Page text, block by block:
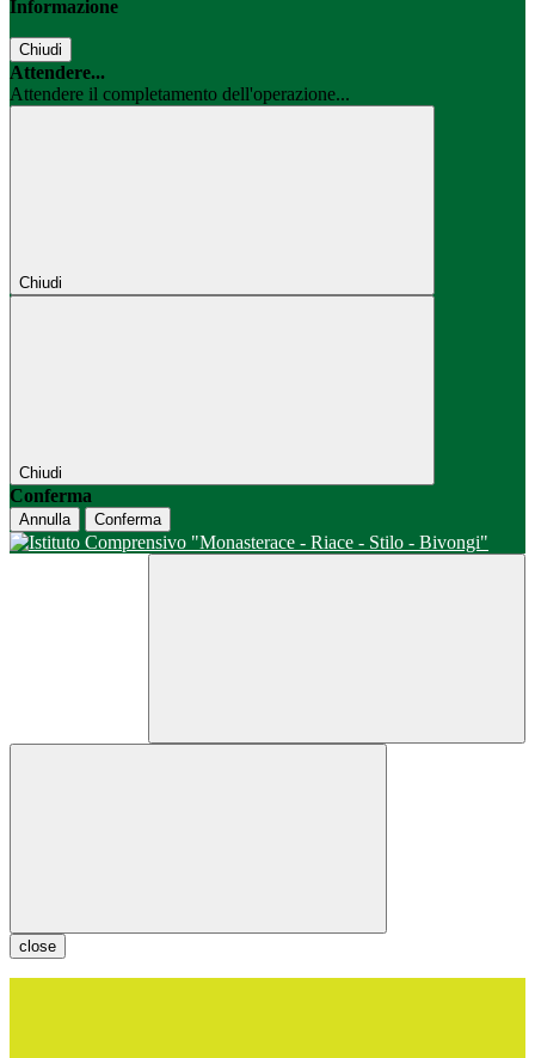
Informazione
Chiudi
Attendere...
Attendere il completamento dell'operazione...
Chiudi
Chiudi
Conferma
Annulla Conferma
close